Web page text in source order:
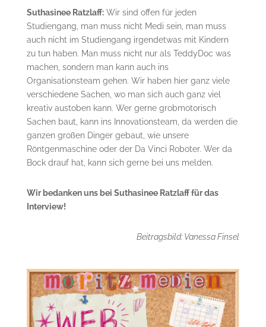
Suthasinee Ratzlaff:Wir sind offen für jeden
Studiengang, man muss nicht Medi sein, man muss
auch nicht im Studiengang irgendetwas mit Kindern
zu tun haben. Man muss nicht nur als TeddyDoc was
machen, sondern man kann auch ins
Organisationsteam gehen. Wir haben hier ganz viele
verschiedene Sachen, wo man sich auch ganz viel
kreativ austoben kann. Wer gerne grobmotorisch
Sachen baut, kann ins Innovationsteam, da werden die
ganzen großen Dinger gebaut, wie unsere
Röntgenmaschine oder der Da Vinci Roboter. Wer da
Bock drauf hat, kann sich gerne bei uns melden.
Wir bedanken uns bei Suthasinee Ratzlaff für das
Interview!
Beitragsbild: Vanessa Finsel